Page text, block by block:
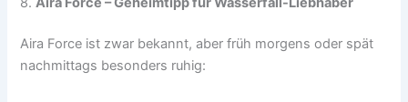
Aira Force ist zwar bekannt, aber früh morgens oder spät
nachmittags besonders ruhig: